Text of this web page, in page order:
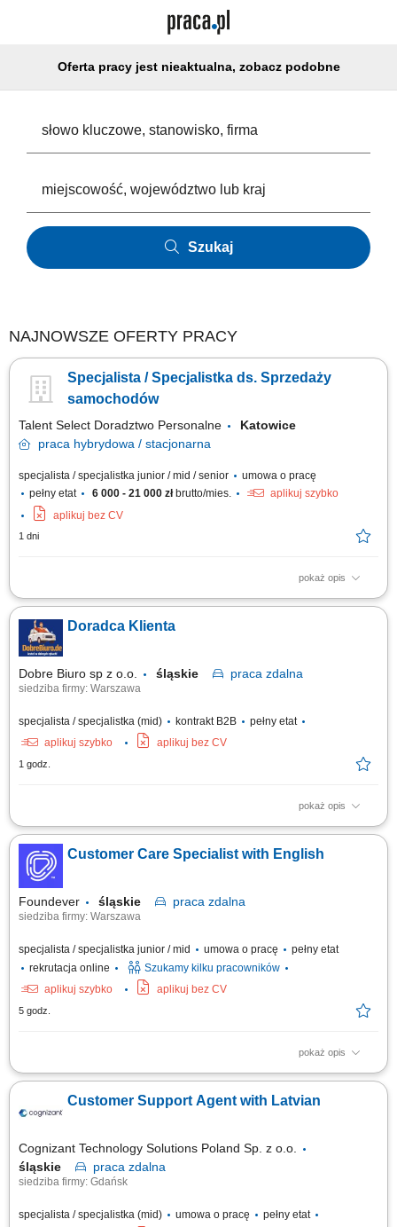
Oferta pracy jest nieaktualna, zobacz podobne
Szukaj
NAJNOWSZE OFERTY PRACY
Specjalista / Specjalistka ds. Sprzedaży
samochodów
Talent Select Doradztwo Personalne
Katowice
praca hybrydowa / stacjonarna
specjalista / specjalistka junior / mid / senior
umowa o pracę
pełny etat
6 000 - 21 000 złbrutto/mies.
aplikuj szybko
aplikuj bez CV
1 dni
pokaż opis
Opis stanowiska: Prowadzenie sprzedaży nowych samochodów
brak konieczności pozyskiwania klientów. Badanie potrzeb klienta i
skuteczne dopasowanie oferty. Budowanie długotrwałych, pozytywnych
Doradca Klienta
Dobre Biuro sp z o.o. śląskie praca zdalna
siedziba firmy: Warszawa
specjalista / specjalistka (mid) kontrakt B2B
pełny etat
aplikuj szybko
aplikuj bez CV
1 godz.
pokaż opis
Twój zakres obowiązków: Telefoniczna obsługa klientów polskich;
Prowadzenie pierwszych rozmów z interesantami umawiającymi się z
nami na rozmowy przez naszą stronę www; zawieranie umów z klientami
na realizację naszych usług; nadzorowanie płatności; zbieranie
niezbędnych informacji...
Customer Care Specialist with English
Foundever śląskie praca zdalna
siedziba firmy: Warszawa
specjalista / specjalistka junior / mid umowa o pracę
pełny etat
rekrutacja online
Szukamy kilku pracowników
aplikuj szybko
aplikuj bez CV
5 godz.
pokaż opis
Location: Gdańsk or Warsaw, Poland Contract type: Fixed-term contract (3
responsibilities Provide premium customer care. Support customers with
product-related questions, orders, account inquiries, and general
Customer Support Agent with Latvian
Cognizant Technology Solutions Poland Sp. z o.o.
śląskie
praca zdalna
siedziba firmy: Gdańsk
specjalista / specjalistka (mid) umowa o pracę
pełny etat